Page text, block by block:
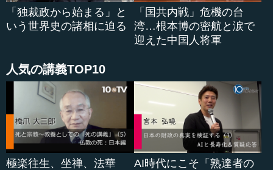
「独裁政から始まる」と
いう世界史の諸相に迫る
「国共内戦」危機の台
湾…根本博の密航と涙で
迎えた中国人将軍
人気の講義TOP10
極楽往生、坐禅、法華
AI時代にこそ「熟達者の